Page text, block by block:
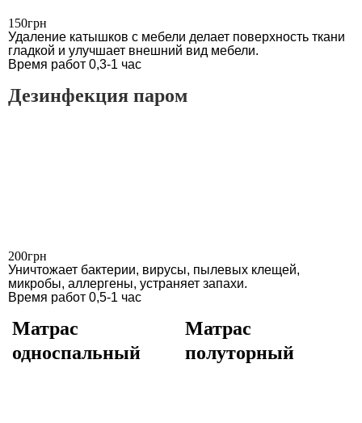
150грн
Удаление катышков с мебели делает поверхность ткани
гладкой и улучшает внешний вид мебели.
Время работ 0,3-1 час
Дезинфекция паром
200грн
Уничтожает бактерии, вирусы, пылевых клещей,
микробы, аллергены, устраняет запахи.
Время работ 0,5-1 час
Матрас
односпальный
Матрас
полуторный